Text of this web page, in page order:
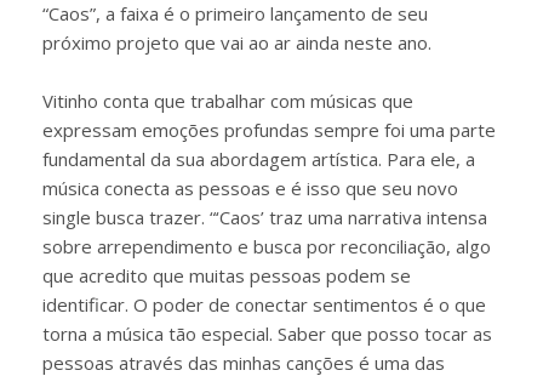
“Caos”, a faixa é o primeiro lançamento de seu
próximo projeto que vai ao ar ainda neste ano.
Vitinho conta que trabalhar com músicas que
expressam emoções profundas sempre foi uma parte
fundamental da sua abordagem artística. Para ele, a
música conecta as pessoas e é isso que seu novo
single busca trazer. “‘Caos’ traz uma narrativa intensa
sobre arrependimento e busca por reconciliação, algo
que acredito que muitas pessoas podem se
identificar. O poder de conectar sentimentos é o que
torna a música tão especial. Saber que posso tocar as
pessoas através das minhas canções é uma das